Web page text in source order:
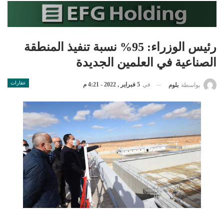
رئيس الوزراء: 95% نسبة تنفيذ المنطقة
الصناعية في العلمين الجديدة
عقارات بواسطة بلوم في 5 فبراير , 2022 - 4:21 م